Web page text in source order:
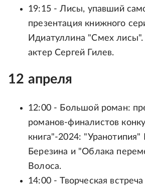
19:15 - Лисы, упавший
презентация книжного
Идиатуллина "Смех лисы".
актер Сергей Гилев.
12 апреля
12:00 - Большой роман:
романов-финалистов
книга"-2024:
Березина и "Облака
Волоса.
14:00 - Творческая